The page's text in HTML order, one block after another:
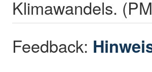
Klimawandels.
Feedback: